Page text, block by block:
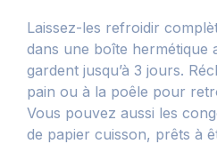
Laissez-les refroidir
dans une boîte hermétique
gardent jusqu’à 3 jours.
pain ou à la poêle pour
Vous pouvez aussi les
de papier cuisson, prêts à